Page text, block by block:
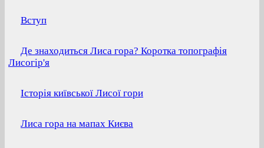
Вступ
Де знаходиться Лиса гора? Коротка топографія
Лисогір'я
Історія київської Лисої гори
Лиса гора на мапах Києва